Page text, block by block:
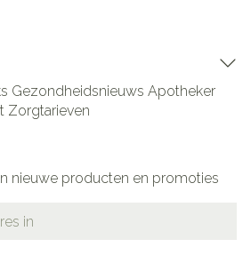
Gezondheidsnieuws Apotheker
Zorgtarieven
nieuwe producten en promoties